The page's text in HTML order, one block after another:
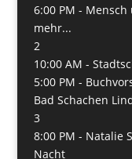
6:00 PM - Mensch
mehr...
2
10:00 AM -
5:00 PM -
Bad Schachen
3
8:00 PM - Natalie
Nacht